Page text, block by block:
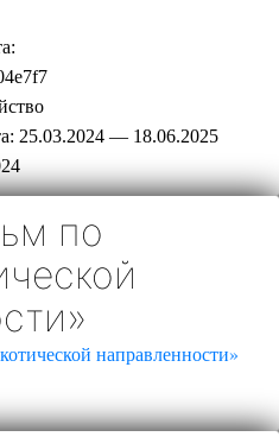
25.03.2024 — 18.06.2025
по
направленности»